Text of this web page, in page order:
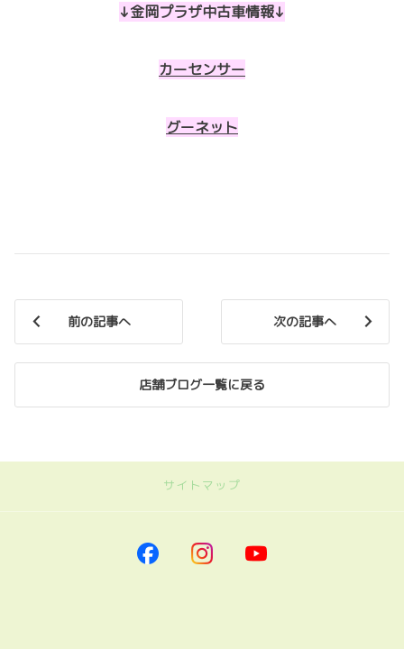
↓金岡プラザ中古車情報↓
カーセンサー
グーネット
前の記事へ
店舗ブログ一覧に戻る
次の記事へ
サイトマップ